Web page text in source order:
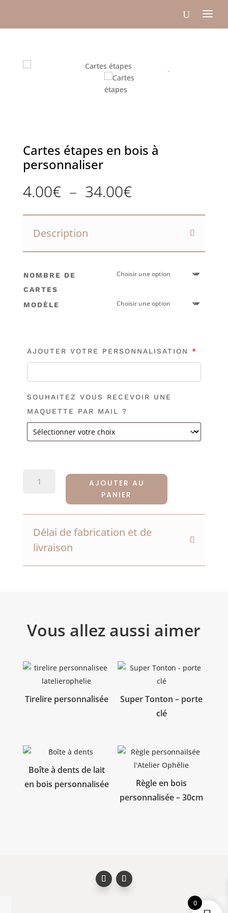
Cartes étapes en bois à
personnaliser
4.00€ – 34.00€Plage
prix :
à
34.00€
Description
NOMBRE DE
CARTES
MODÈLE
AJOUTER VOTRE PERSONNALISATION *
SOUHAITEZ VOUS RECEVOIR UNE
MAQUETTE PAR MAIL ?
QUANTITÉ
ÉTAPES
BOIS
PERSONNALISER
AJOUTER AU
PANIER
Délai de fabrication et de
livraison
Vous allez aussi aimer
Tirelire personnalisée
Super Tonton – porte
clé
Boîte à dents de lait
en bois personnalisée
Règle en bois
personnalisée – 30cm
0